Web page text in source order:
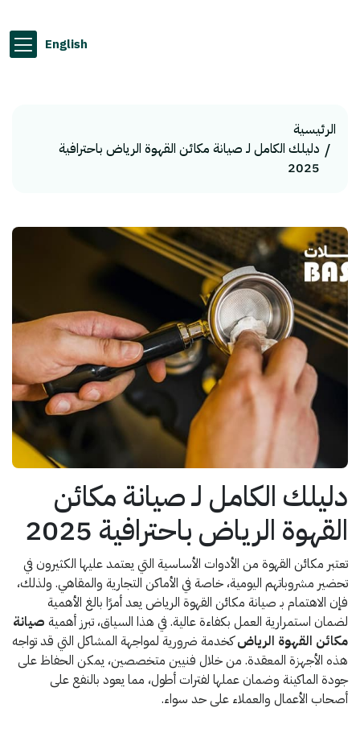
English
الرئيسية
دليلك الكامل لـ صيانة مكائن القهوة الرياض باحترافية
2025
دليلك الكامل لـ صيانة مكائن
القهوة الرياض باحترافية 2025
تعتبر مكائن القهوة من الأدوات الأساسية التي يعتمد عليها الكثيرون في
تحضير مشروباتهم اليومية، خاصة في الأماكن التجارية والمقاهي. ولذلك،
فإن الاهتمام بـ صيانة مكائن القهوة الرياض يعد أمرًا بالغ الأهمية
لضمان استمرارية العمل بكفاءة عالية. في هذا السياق، تبرز أهمية صيانة
مكائن القهوة الرياضكخدمة ضرورية لمواجهة المشاكل التي قد تواجه
هذه الأجهزة المعقدة. من خلال فنيين متخصصين، يمكن الحفاظ على
جودة الماكينة وضمان عملها لفترات أطول، مما يعود بالنفع على
أصحاب الأعمال والعملاء على حد سواء.